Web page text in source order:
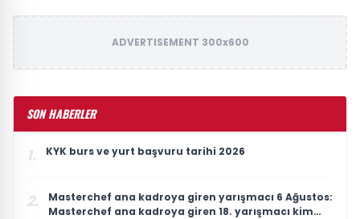
ADVERTISEMENT 300x600
SON HABERLER
1. KYK burs ve yurt başvuru tarihi 2026
2.
Masterchef ana kadroya giren yarışmacı 6 Ağustos:
Masterchef ana kadroya giren 18. yarışmacı kim